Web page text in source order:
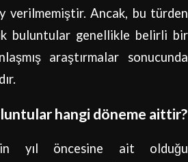
verilmemiştir. Ancak, bu türden
buluntular genellikle belirli bir
araştırmalar sonucunda
hangi döneme aittir?
yıl öncesine ait olduğu